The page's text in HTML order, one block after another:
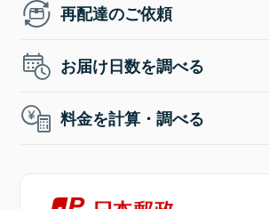
再配達のご依頼
お届け日数を調べる
料金を計算・調べる